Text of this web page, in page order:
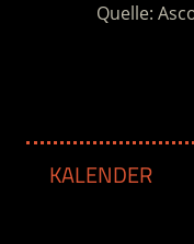
Quelle:
KALENDER